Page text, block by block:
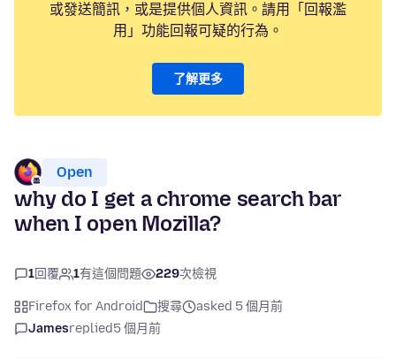
或發送簡訊，或是提供個人資訊。請用「回報濫
用」功能回報可疑的行為。
了解更多
Open
why do I get a chrome search bar
when I open Mozilla?
1回覆 1有這個問題 229次檢視
Firefox for Android 搜尋
asked 5 個月前
Jamesreplied5 個月前